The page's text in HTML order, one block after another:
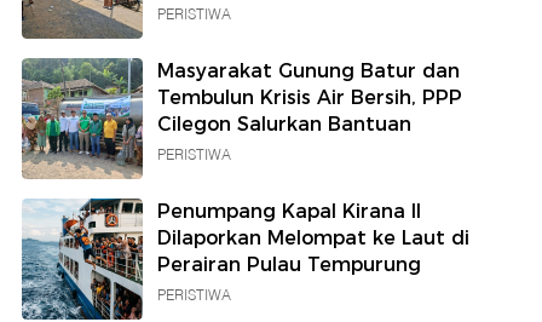
PERISTIWA
Masyarakat Gunung Batur dan
Tembulun Krisis Air Bersih, PPP
Cilegon Salurkan Bantuan
PERISTIWA
Penumpang Kapal Kirana II
Dilaporkan Melompat ke Laut di
Perairan Pulau Tempurung
PERISTIWA